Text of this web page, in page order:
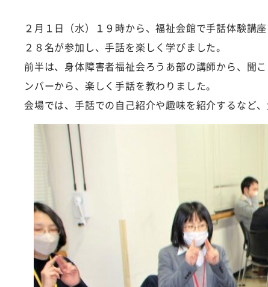
２月１日（水）１９時から、福祉会館で手話体験講座
２８名が参加し、手話を楽しく学びました。
前半は、身体障害者福祉会ろうあ部の講師から、聞
ンバーから、楽しく手話を教わりました。
会場では、手話での自己紹介や趣味を紹介するなど